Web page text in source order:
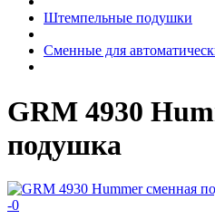
Штемпельные подушки
Сменные для
GRM 4930
подушка
-0